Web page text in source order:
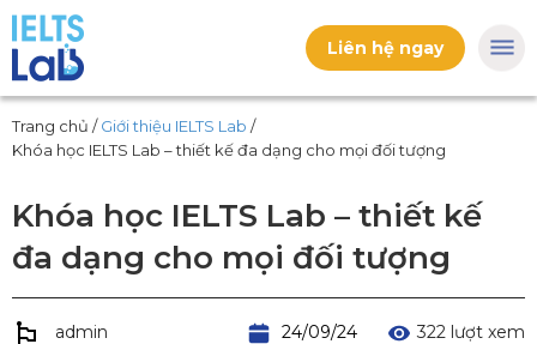
Liên hệ ngay
Trang chủ /Giới thiệu IELTS Lab /
Khóa học IELTS Lab – thiết kế đa dạng cho mọi đối tượng
Khóa học IELTS Lab – thiết kế
đa dạng cho mọi đối tượng
admin 322 lượt xem
24/09/24